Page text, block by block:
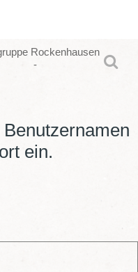
Rockenhausen
-
ein.